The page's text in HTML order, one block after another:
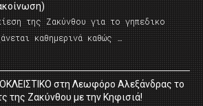
της Ζακύνθου για το γηπεδικο
καθημερινά καθώς …
στη Λεωφόρο Αλεξάνδρας το
της Ζακύνθου με την Κηφισιά!